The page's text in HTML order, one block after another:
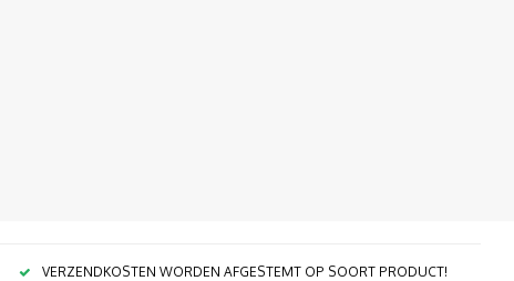
VERZENDKOSTEN WORDEN AFGESTEMT OP SOORT PRODUCT!